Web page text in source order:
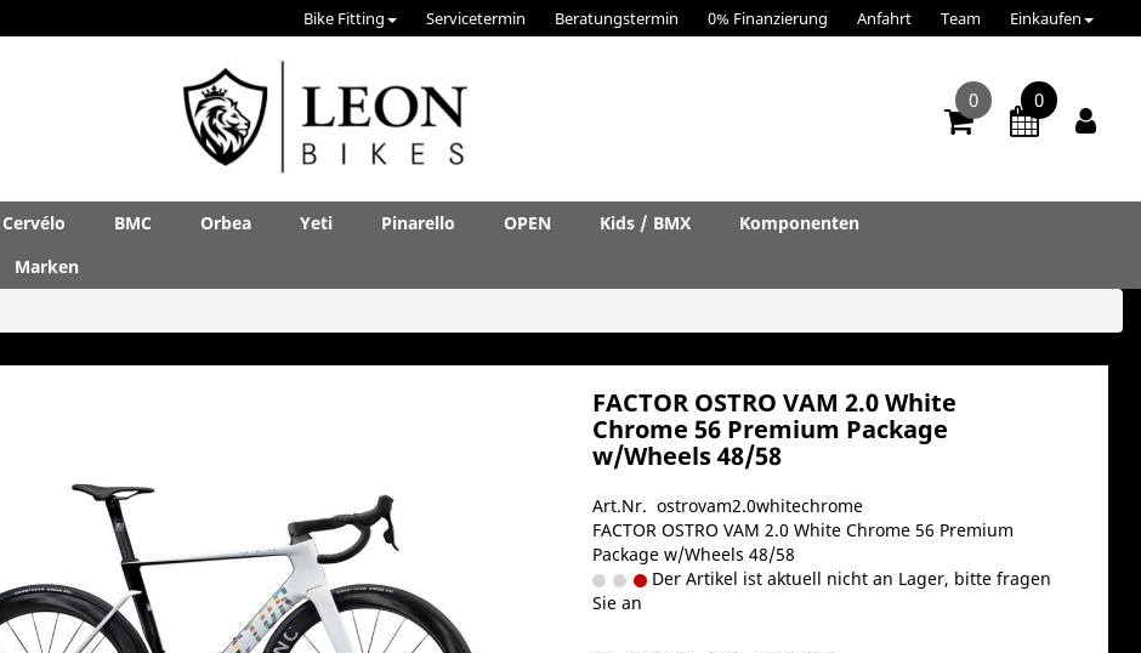
Bike Fitting Servicetermin Beratungstermin 0% Finanzierung Anfahrt Team Einkaufen
0 0
Cervélo BMC Orbea Yeti Pinarello OPEN Kids / BMX
Komponenten
Marken
FACTOR OSTRO VAM 2.0 White
Chrome 56 Premium Package
w/Wheels 48/58
Art.Nr. ostrovam2.0whitechrome
FACTOR OSTRO VAM 2.0 White Chrome 56 Premium
Package w/Wheels 48/58
Der Artikel ist aktuell nicht an Lager, bitte fragen
Sie an